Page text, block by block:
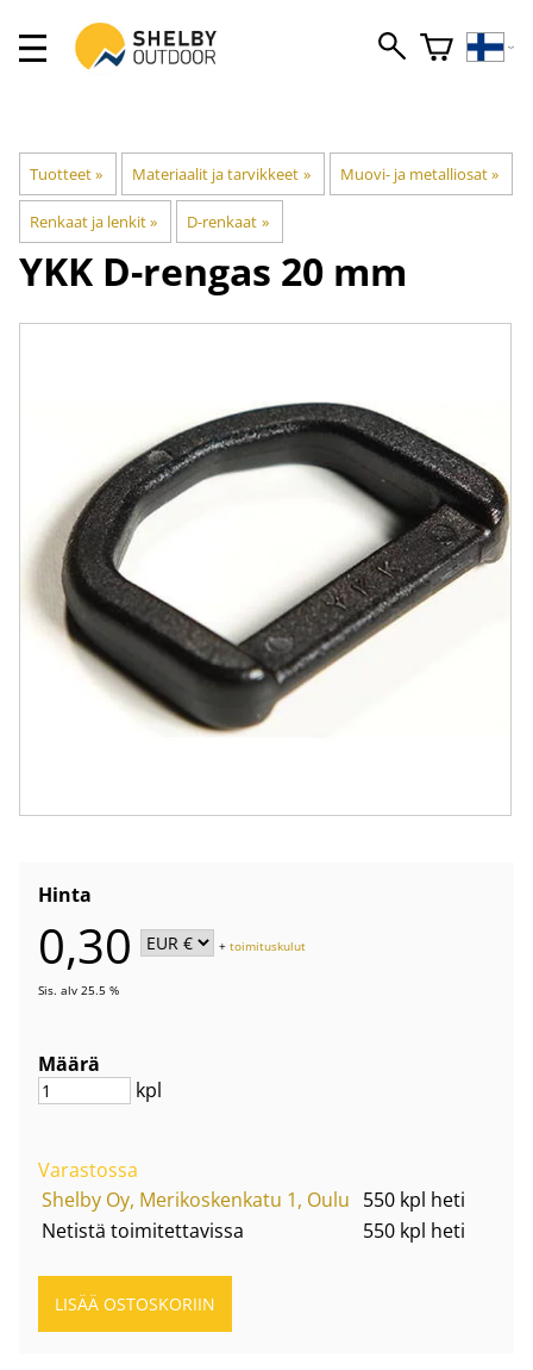
Tuotteet‪» Materiaalit ja tarvikkeet ‪» Muovi- ja metalliosat‪»
Renkaat ja lenkit‪» D-renkaat ‪»
YKK D-rengas 20 mm
Hinta
0,30 +toimituskulut
Sis. alv 25.5 %
Määrä
kpl
Varastossa
Shelby Oy, Merikoskenkatu 1, Oulu 550 kpl heti
Netistä toimitettavissa
550 kpl heti